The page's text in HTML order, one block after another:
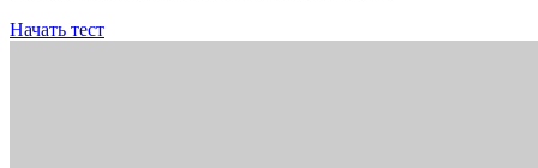
Начать тест